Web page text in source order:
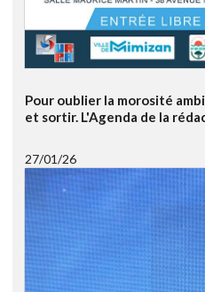
Pour oublier la morosité
et sortir. L'Agenda de la
27/01/26